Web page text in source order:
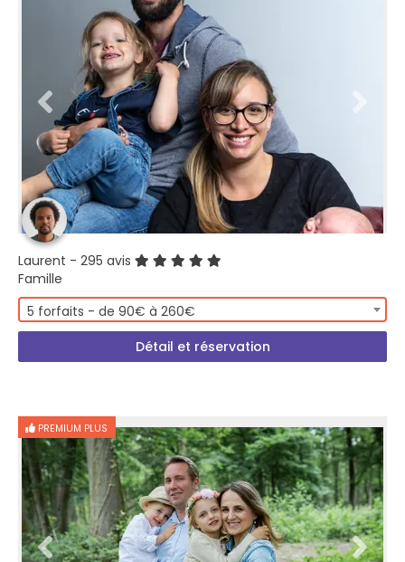
Laurent - 295 avis
Famille
5 forfaits - de 90€ à 260€
Détail et réservation
PREMIUM PLUS